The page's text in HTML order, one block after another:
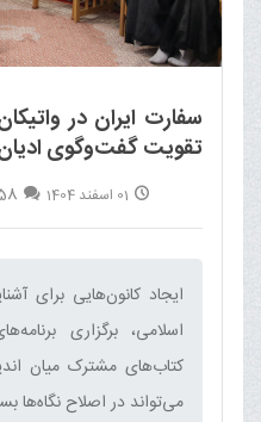
سفارت ایران در
تقویت گفت‌وگوی
01 اسفند 1404
ایجاد کانون‌هایی برای
اسلامی، برگزاری
کتاب‌های مشترک میان
می‌تواند در اصلاح نگاه‌ها